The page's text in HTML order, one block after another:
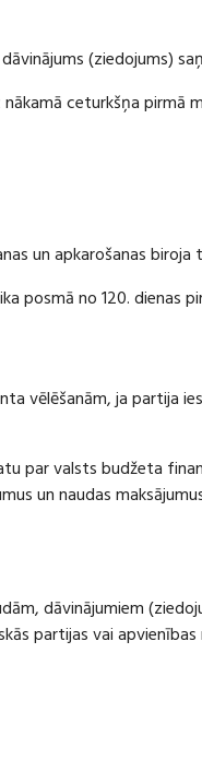
(ziedojums)
ceturkšņa pirmā
un apkarošanas
posmā no 120. dienas
vēlēšanām, ja partija
par valsts budžeta
un naudas
dāvinājumiem
partijas vai